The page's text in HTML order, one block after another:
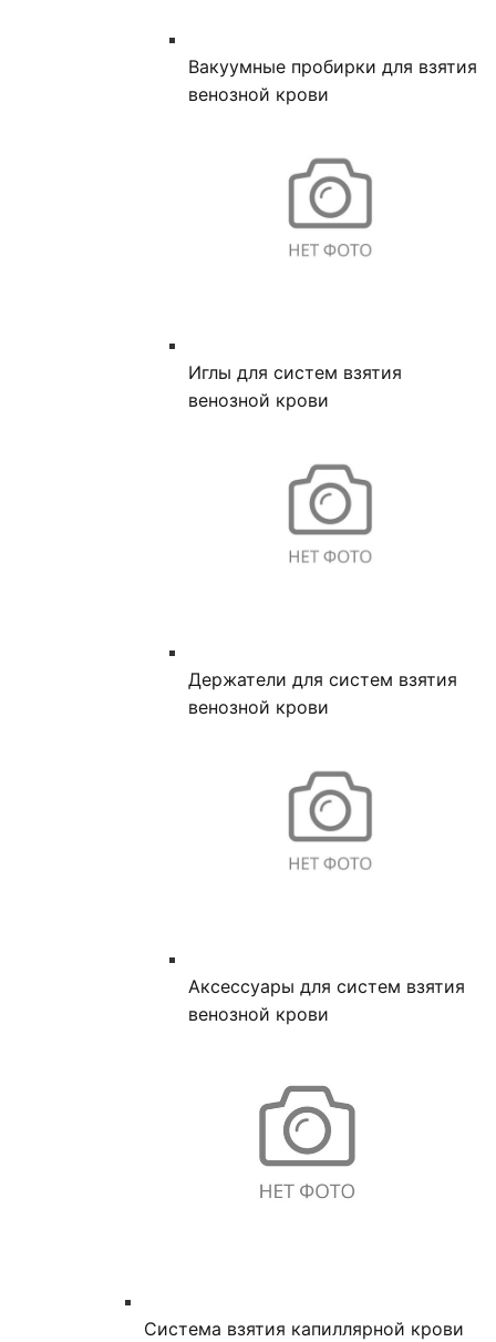
Вакуумные пробирки для взятия
венозной крови
Иглы для систем взятия
венозной крови
Держатели для систем взятия
венозной крови
Аксессуары для систем взятия
венозной крови
Система взятия капиллярной крови